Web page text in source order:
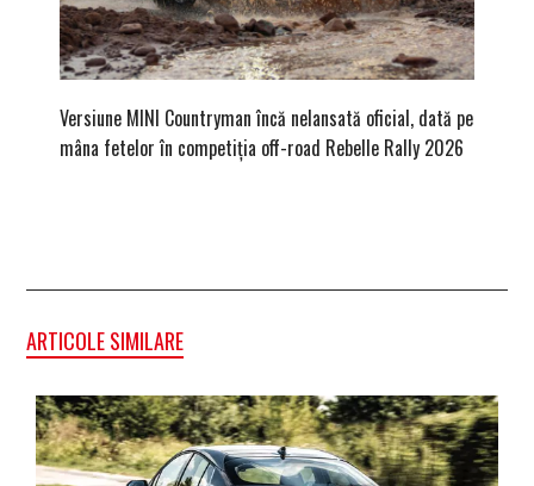
Versiune MINI Countryman încă nelansată oficial, dată pe
mâna fetelor în competiția off-road Rebelle Rally 2026
ARTICOLE SIMILARE